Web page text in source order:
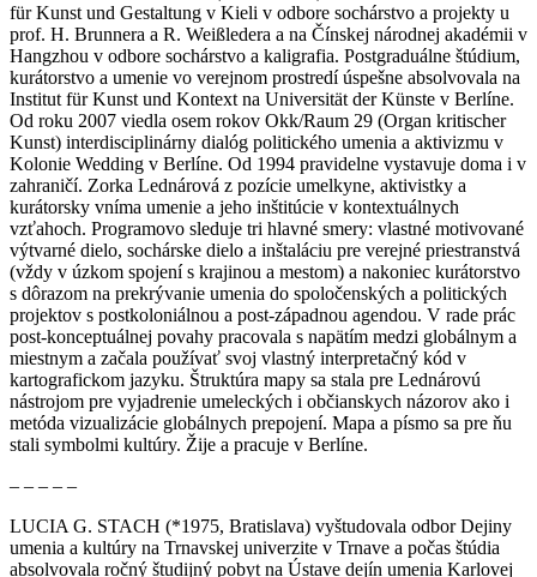
für Kunst und Gestaltung v Kieli v odbore sochárstvo a projekty u
prof. H. Brunnera a R. Weißledera a na Čínskej národnej akadémii v
Hangzhou v odbore sochárstvo a kaligrafia. Postgraduálne štúdium,
kurátorstvo a umenie vo verejnom prostredí úspešne absolvovala na
Institut für Kunst und Kontext na Universität der Künste v Berlíne.
Od roku 2007 viedla osem rokov Okk/Raum 29 (Organ kritischer
Kunst) interdisciplinárny dialóg politického umenia a aktivizmu v
Kolonie Wedding v Berlíne. Od 1994 pravidelne vystavuje doma i v
zahraničí. Zorka Lednárová z pozície umelkyne, aktivistky a
kurátorsky vníma umenie a jeho inštitúcie v kontextuálnych
vzťahoch. Programovo sleduje tri hlavné smery: vlastné motivované
výtvarné dielo, sochárske dielo a inštaláciu pre verejné priestranstvá
(vždy v úzkom spojení s krajinou a mestom) a nakoniec kurátorstvo
s dôrazom na prekrývanie umenia do spoločenských a politických
projektov s postkoloniálnou a post-západnou agendou. V rade prác
post-konceptuálnej povahy pracovala s napätím medzi globálnym a
miestnym a začala používať svoj vlastný interpretačný kód v
kartografickom jazyku. Štruktúra mapy sa stala pre Lednárovú
nástrojom pre vyjadrenie umeleckých i občianskych názorov ako i
metóda vizualizácie globálnych prepojení. Mapa a písmo sa pre ňu
stali symbolmi kultúry. Žije a pracuje v Berlíne.
– – – – –
LUCIA G. STACH (*1975, Bratislava) vyštudovala odbor Dejiny
umenia a kultúry na Trnavskej univerzite v Trnave a počas štúdia
absolvovala ročný študijný pobyt na Ústave dejín umenia Karlovej